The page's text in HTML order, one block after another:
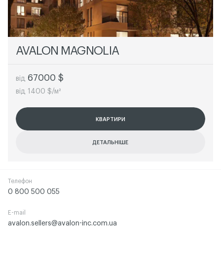
AVALON MAGNOLIA
від 67000 $
від 1400 $/м²
КВАРТИРИ
КВАРТИРИ
КВАРТИРИ
КВАРТИРИ
ДЕТАЛЬНІШЕ
ДЕТАЛЬНІШЕ
ДЕТАЛЬНІШЕ
ДЕТАЛЬНІШЕ
Телефон
0 800 500 055
E-mail
avalon.sellers@avalon-inc.com.ua